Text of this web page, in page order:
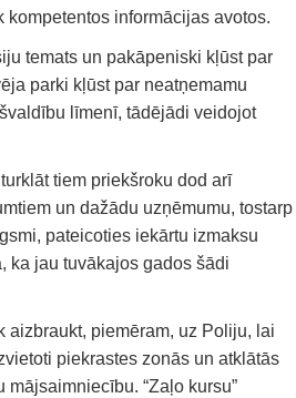
informācijas avotos.
temats un pakāpeniski kļūst par
parki kļūst par neatņemamu
līmenī, tādējādi veidojot
tiem priekšroku dod arī
un dažādu uzņēmumu, tostarp
pateicoties iekārtu izmaksu
ka jau tuvākajos gados šādi
piemēram, uz Poliju, lai
piekrastes zonās un atklātās
“Zaļo kursu”